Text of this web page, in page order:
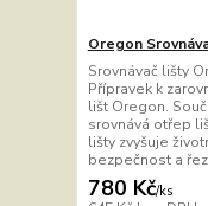
Oregon
Srovnávač lišty
Přípravek k
lišt Oregon.
srovnává otřep
lišty zvyšuje
bezpečnost a
780 Kč/ks